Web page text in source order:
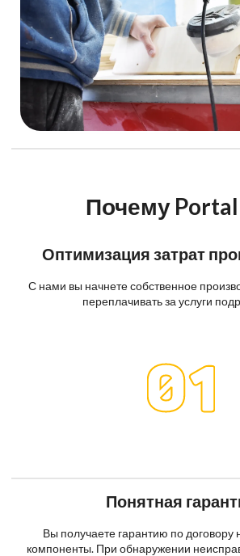
Почему
Оптимизация затрат
С нами вы начнете собственное
переплачивать за услуги
Понятная
Вы получаете гарантию по договору
компоненты. При обнаружении